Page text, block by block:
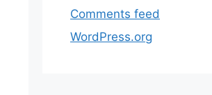
Comments feed
WordPress.org